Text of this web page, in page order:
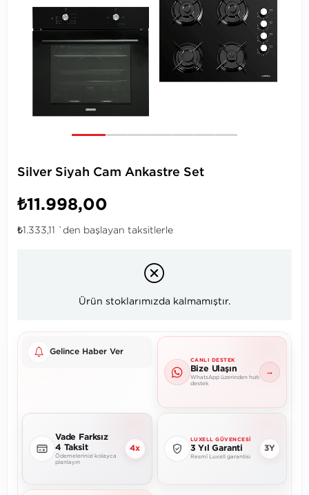
Silver Siyah Cam Ankastre Set
₺11.998,00
₺1.333,11 `den başlayan taksitlerle
Ürün stoklarımızda kalmamıştır.
Gelince Haber Ver
CANLI DESTEK
Bize Ulaşın
WhatsApp üzerinden hızlı
destek
→
Vade Farksız
4 Taksit
Ödemelerinizi kolayca
planlayın
4x
LUXELL GÜVENCESI
3 Yıl Garanti
Resmî Luxell garantisi
3Y